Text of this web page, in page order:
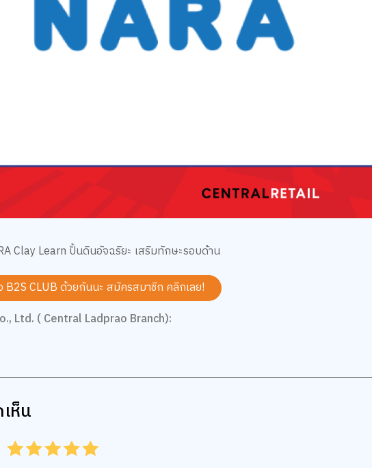
Clay Learn ปั้นดินอัจฉริยะ เสริมทักษะรอบด้าน
B2S CLUB ด้วยกันนะ สมัครสมาชิก คลิกเลย!
Ltd. ( Central Ladprao Branch):
ห็น
4.5
4.0
3.5
3.0
2.5
2.0
1.5
1.0
0.5